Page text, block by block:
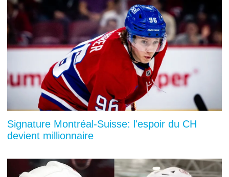
Signature Montréal-Suisse: l'espoir du CH
devient millionnaire